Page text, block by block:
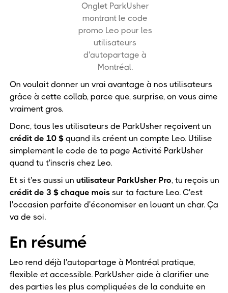
Onglet ParkUsher
montrant le code
promo Leo pour les
utilisateurs
d'autopartage à
Montréal.
On voulait donner un vrai avantage à nos utilisateurs
grâce à cette collab, parce que, surprise, on vous aime
vraiment gros.
Donc, tous les utilisateurs de ParkUsher reçoivent un
crédit de 10 $ quand ils créent un compte Leo. Utilise
simplement le code de ta page Activité ParkUsher
quand tu t'inscris chez Leo.
Et si t'es aussi un utilisateur ParkUsher Pro, tu reçois un
crédit de 3 $ chaque mois sur ta facture Leo. C'est
l'occasion parfaite d'économiser en louant un char. Ça
va de soi.
En résumé
Leo rend déjà l'autopartage à Montréal pratique,
flexible et accessible. ParkUsher aide à clarifier une
des parties les plus compliquées de la conduite en